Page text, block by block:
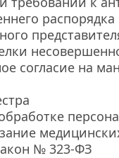
распорядка
согласие на
№ 323-ФЗ